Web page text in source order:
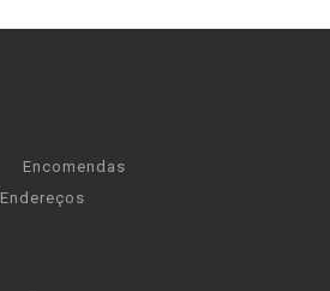
Encomendas
Endereços